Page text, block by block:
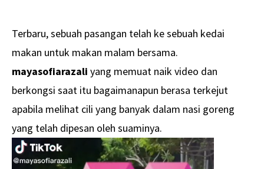
Terbaru, sebuah pasangan telah ke sebuah kedai
makan untuk makan malam bersama.
mayasofiarazali yang memuat naik video dan
berkongsi saat itu bagaimanapun berasa terkejut
apabila melihat cili yang banyak dalam nasi goreng
yang telah dipesan oleh suaminya.